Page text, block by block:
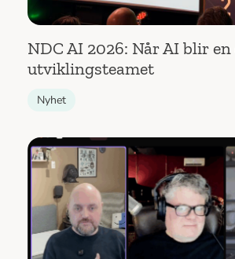
NDC AI 2026: Når AI blir en
utviklingsteamet
Nyhet